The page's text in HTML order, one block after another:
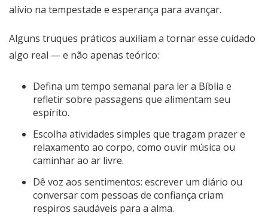
alívio na tempestade e esperança para avançar.
Alguns truques práticos auxiliam a tornar esse cuidado
algo real — e não apenas teórico:
Defina um tempo semanal para ler a Bíblia e
refletir sobre passagens que alimentam seu
espírito.
Escolha atividades simples que tragam prazer e
relaxamento ao corpo, como ouvir música ou
caminhar ao ar livre.
Dê voz aos sentimentos: escrever um diário ou
conversar com pessoas de confiança criam
respiros saudáveis para a alma.